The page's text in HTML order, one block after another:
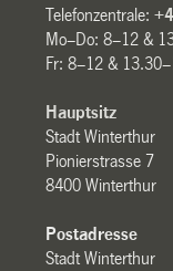
Telefonzentrale:
Mo–Do: 8–12 &
Fr: 8–12 &
Hauptsitz
Stadt Winterthur
Pionierstrasse 7
8400 Winterthur
Postadresse
Stadt Winterthur